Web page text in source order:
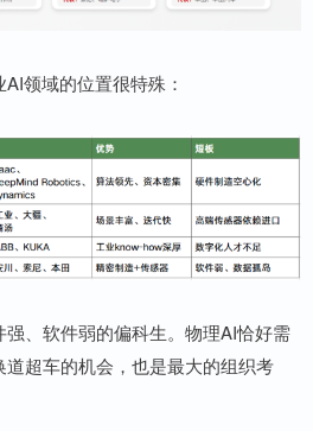
领域的位置很特殊：
、软件弱的偏科生。物理AI恰好需
超车的机会，也是最大的组织考